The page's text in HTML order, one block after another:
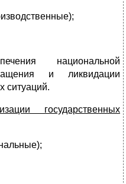
национальной
и ликвидации
ситуаций.
государственных